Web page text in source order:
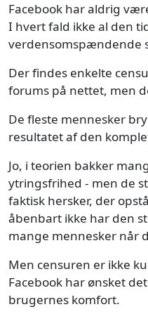
Facebook har aldrig
I hvert fald ikke al den
verdensomspændende
Der findes enkelte
forums på nettet, men
De fleste mennesker
resultatet af den
Jo, i teorien bakker
ytringsfrihed - men de
faktisk hersker, der
åbenbart ikke har den
mange mennesker når
Men censuren er ikke
Facebook har ønsket
brugernes komfort.